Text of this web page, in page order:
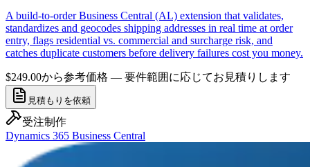
A build-to-order Business Central (AL) extension that validates,
standardizes and geocodes shipping addresses in real time at order
entry, flags residential vs. commercial and surcharge risk, and
catches duplicate customers before delivery failures cost you money.
$249.00から参考価格 — 要件範囲に応じてお見積りします
見積もりを依頼
受注制作
Dynamics 365 Business Central